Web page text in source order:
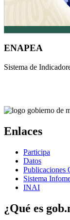
ENAPEA
Sistema de
Enlaces
Participa
Datos
Publicaciones
Sistema
INAI
¿Qué es